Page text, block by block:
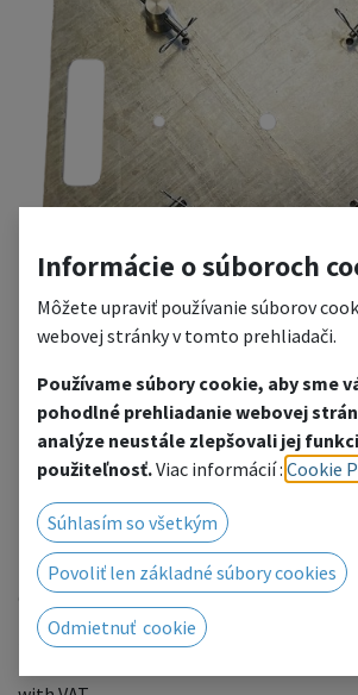
HK Base plate
480x480x8mm
(≠3113)
(13 kg) galvanized sheet metal, 4x 3113
Global, for FT34, HT44...
212.79€
Informácie o súboroch
Môžete upraviť používanie súborov
webovej stránky v tomto prehliadači.
Používame súbory cookie, aby sme
pohodlné prehliadanie webovej
analýze neustále zlepšovali jej
použiteľnosť.Viac informácií : Cookie
Súhlasím so všetkým
Povoliť len základné súbory cookies
Odmietnuť cookie